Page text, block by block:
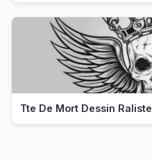
Tte De Mort Dessin